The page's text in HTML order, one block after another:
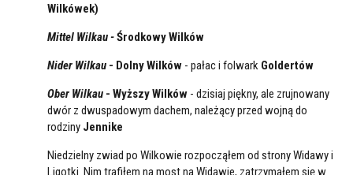
Wilkówek)
Mittel Wilkau -Środkowy Wilków
Nider Wilkau - Dolny Wilków - pałac i folwark Goldertów
Ober Wilkau - Wyższy Wilków - dzisiaj piękny, ale zrujnowany
dwór z dwuspadowym dachem, należący przed wojną do
rodziny Jennike
Niedzielny zwiad po Wilkowie rozpocząłem od strony Widawy i
Ligotki. Nim trafiłem na most na Widawie, zatrzymałem się w